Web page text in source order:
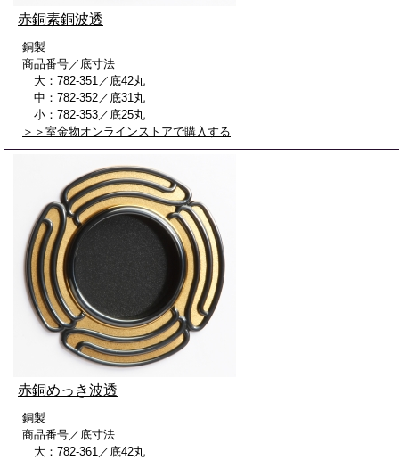
赤銅素銅波透
銅製
商品番号／底寸法
大：782-351／底42丸
中：782-352／底31丸
小：782-353／底25丸
＞＞室金物オンラインストアで購入する
赤銅めっき波透
銅製
商品番号／底寸法
大：782-361／底42丸